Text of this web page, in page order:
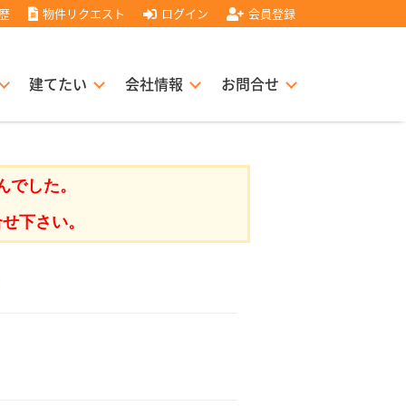
物件リクエスト ログイン 会員登録
建てたい 会社情報
経営理念
お問合せ
住宅販売協力店募集
した。
下さい。